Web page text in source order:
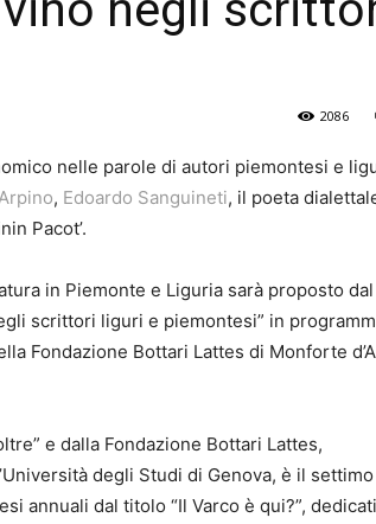
2086
nelle parole di autori piemontesi e
, Edoardo Sanguineti, il poeta
Pacot’.
in Piemonte e Liguria sarà proposto dal
scrittori liguri e piemontesi” in
Fondazione Bottari Lattes di Monforte
e dalla Fondazione Bottari Lattes,
degli Studi di Genova, è il settimo
annuali dal titolo “Il Varco è qui?”, dedicati